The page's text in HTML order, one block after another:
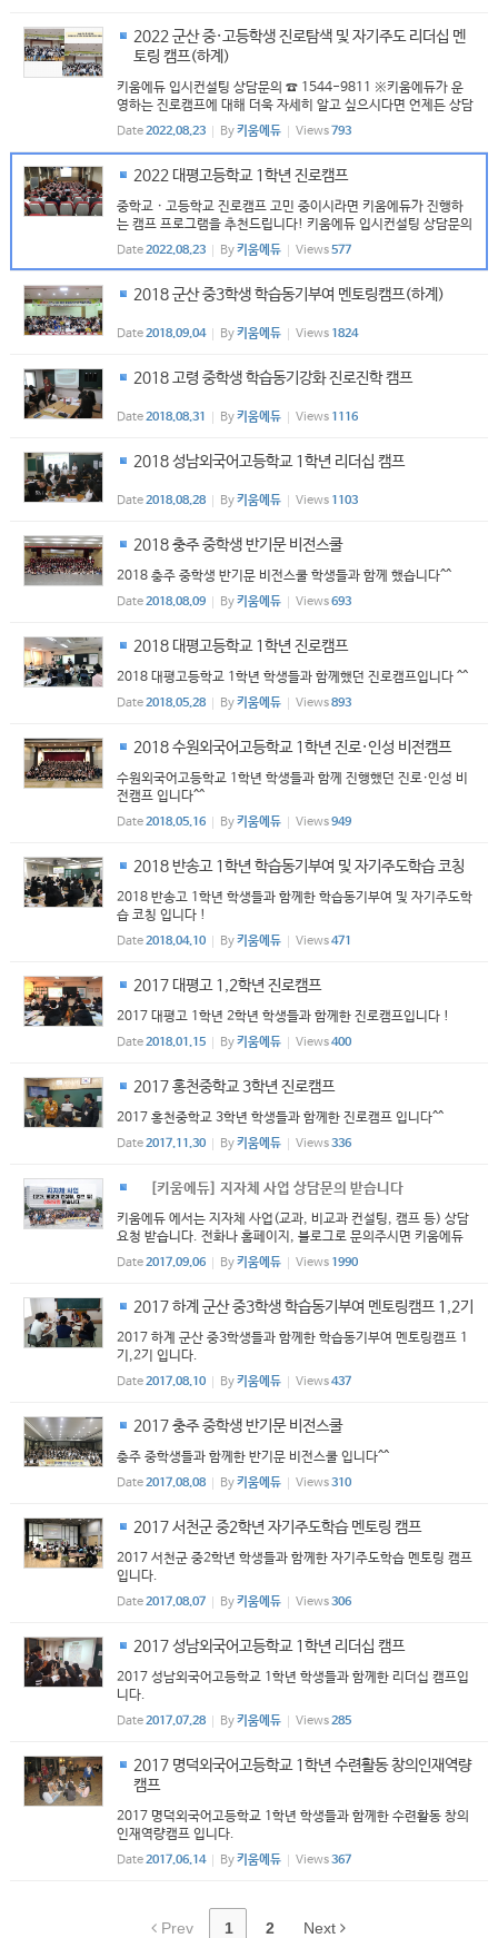
2022 군산 중·고등학생 진로탐색 및 자기주도 리더십 멘
토링 캠프(하계)
키움에듀 입시컨설팅 상담문의 ☎ 1544-9811 ※키움에듀가 운
영하는 진로캠프에 대해 더욱 자세히 알고 싶으시다면 언제든 상담
가능※
Date2022.08.23 By키움에듀 Views793
2022 대평고등학교 1학년 진로캠프
중학교 · 고등학교 진로캠프 고민 중이시라면 키움에듀가 진행하
는 캠프 프로그램을 추천드립니다! 키움에듀 입시컨설팅 상담문의
☎ 1544-9811
Date2022.08.23 By키움에듀 Views577
2018 군산 중3학생 학습동기부여 멘토링캠프(하계)
Date2018.09.04 By키움에듀 Views 1824
2018 고령 중학생 학습동기강화 진로진학 캠프
Date2018.08.31 By키움에듀 Views 1116
2018 성남외국어고등학교 1학년 리더십 캠프
Date2018.08.28 By키움에듀 Views 1103
2018 충주 중학생 반기문 비전스쿨
2018 충주 중학생 반기문 비전스쿨 학생들과 함께 했습니다^^
Date2018.08.09 By키움에듀 Views693
2018 대평고등학교 1학년 진로캠프
2018 대평고등학교 1학년 학생들과 함께했던 진로캠프입니다 ^^
Date2018.05.28 By키움에듀 Views893
2018 수원외국어고등학교 1학년 진로·인성 비전캠프
수원외국어고등학교 1학년 학생들과 함께 진행했던 진로·인성 비
전캠프 입니다^^
Date2018.05.16 By키움에듀 Views949
2018 반송고 1학년 학습동기부여 및 자기주도학습 코칭
2018 반송고 1학년 학생들과 함께한 학습동기부여 및 자기주도학
습 코칭 입니다 !
Date2018.04.10 By키움에듀 Views471
2017 대평고 1,2학년 진로캠프
2017 대평고 1학년 2학년 학생들과 함께한 진로캠프입니다 !
Date2018.01.15 By키움에듀 Views400
2017 홍천중학교 3학년 진로캠프
2017 홍천중학교 3학년 학생들과 함께한 진로캠프 입니다^^
Date2017.11.30 By키움에듀 Views336
[키움에듀] 지자체 사업 상담문의 받습니다
키움에듀 에서는 지자체 사업(교과, 비교과 컨설팅, 캠프 등) 상담
요청 받습니다. 전화나 홈페이지, 블로그로 문의주시면 키움에듀
대표님께서 직접 방문하십니다. 감사합니다 문의전화: 1544-981
1 또는 02)555- 0811 블로그: http://blog.naver.com/kiwoo
Date2017.09.06 By키움에듀 Views 1990
2017 하계 군산 중3학생 학습동기부여 멘토링캠프 1,2기
2017 하계 군산 중3학생들과 함께한 학습동기부여 멘토링캠프 1
기,2기 입니다.
Date2017.08.10 By키움에듀 Views437
2017 충주 중학생 반기문 비전스쿨
충주 중학생들과 함께한 반기문 비전스쿨 입니다^^
Date2017.08.08 By키움에듀 Views310
2017 서천군 중2학년 자기주도학습 멘토링 캠프
2017 서천군 중2학년 학생들과 함께한 자기주도학습 멘토링 캠프
입니다.
Date2017.08.07 By키움에듀 Views306
2017 성남외국어고등학교 1학년 리더십 캠프
2017 성남외국어고등학교 1학년 학생들과 함께한 리더십 캠프입
니다.
Date2017.07.28 By키움에듀 Views285
2017 명덕외국어고등학교 1학년 수련활동 창의인재역량
캠프
2017 명덕외국어고등학교 1학년 학생들과 함께한 수련활동 창의
인재역량캠프 입니다.
Date2017.06.14 By키움에듀 Views367
Prev 1 2 Next